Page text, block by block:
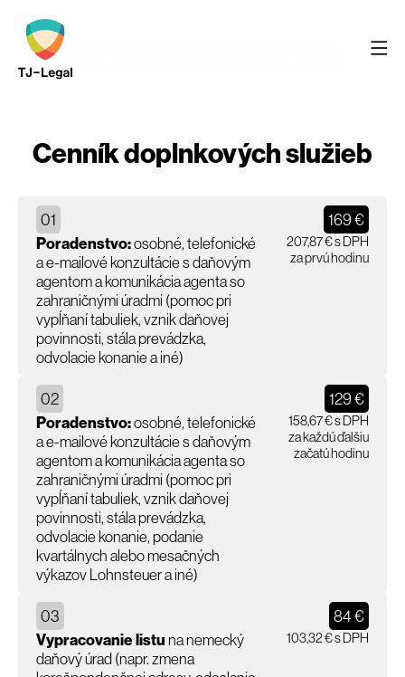
Cenník doplnkových služieb
01
Poradenstvo:osobné, telefonické
a e-mailové konzultácie s daňovým
agentom a komunikácia agenta so
zahraničnými úradmi (pomoc pri
vypĺňaní tabuliek, vznik daňovej
povinnosti, stála prevádzka,
odvolacie konanie a iné)
169 €
207,87 € s DPH
za prvú hodinu
02
Poradenstvo:osobné, telefonické
a e-mailové konzultácie s daňovým
agentom a komunikácia agenta so
zahraničnými úradmi (pomoc pri
vypĺňaní tabuliek, vznik daňovej
povinnosti, stála prevádzka,
odvolacie konanie, podanie
kvartálnych alebo mesačných
výkazov Lohnsteuer a iné)
129 €
158,67 € s DPH
za každú ďalšiu
začatú hodinu
03
Vypracovanie listuna nemecký
daňový úrad (napr. zmena
84 €
103,32 € s DPH